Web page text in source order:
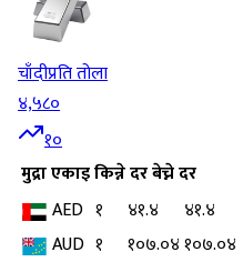
चाँदीप्रति तोला
४,५८०
१०
मुद्राएकाइकिन्ने दरबेच्ने दर
AED १ ४१.४
४१.४
AUD १ १०७.०४१०७.०४